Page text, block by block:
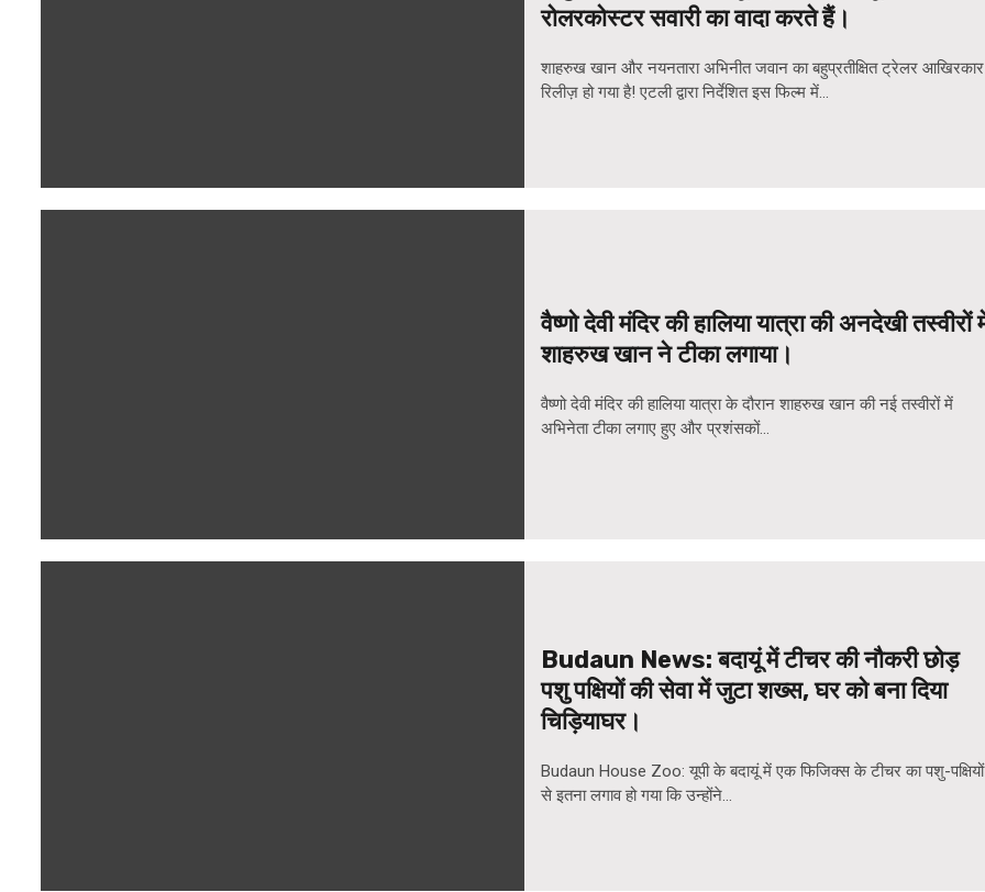
रोलरकोस्टर सवारी का वादा करते हैं।
शाहरुख खान और नयनतारा अभिनीत जवान का बहुप्रतीक्षित ट्रेलर आखिरकार
रिलीज़ हो गया है! एटली द्वारा निर्देशित इस फिल्म में...
वैष्णो देवी मंदिर की हालिया यात्रा की अनदेखी तस्वीरों
शाहरुख खान ने टीका लगाया।
वैष्णो देवी मंदिर की हालिया यात्रा के दौरान शाहरुख खान की नई तस्वीरों में
अभिनेता टीका लगाए हुए और प्रशंसकों...
Budaun News: बदायूं में टीचर की नौकरी छोड़
पशु पक्षियों की सेवा में जुटा शख्स, घर को बना दिया
चिड़ियाघर।
Budaun House Zoo: यूपी के बदायूं में एक फिजिक्स के टीचर का पशु-पक्षियों
से इतना लगाव हो गया कि उन्होंने...